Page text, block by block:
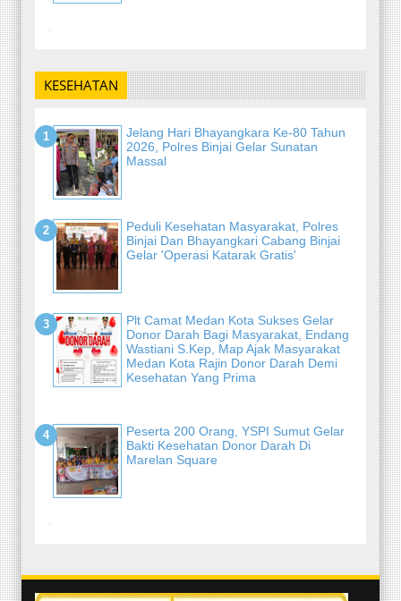
-
KESEHATAN
Jelang Hari Bhayangkara Ke-80 Tahun
2026, Polres Binjai Gelar Sunatan
Massal
Peduli Kesehatan Masyarakat, Polres
Binjai Dan Bhayangkari Cabang Binjai
Gelar 'Operasi Katarak Gratis'
Plt Camat Medan Kota Sukses Gelar
Donor Darah Bagi Masyarakat, Endang
Wastiani S.Kep, Map Ajak Masyarakat
Medan Kota Rajin Donor Darah Demi
Kesehatan Yang Prima
Peserta 200 Orang, YSPI Sumut Gelar
Bakti Kesehatan Donor Darah Di
Marelan Square
-